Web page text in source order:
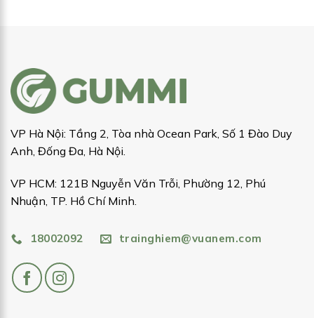
VP Hà Nội: Tầng 2, Tòa nhà Ocean Park, Số 1 Đào Duy
Anh, Đống Đa, Hà Nội.
VP HCM: 121B Nguyễn Văn Trỗi, Phường 12, Phú
Nhuận, TP. Hồ Chí Minh.
18002092 trainghiem@vuanem.com